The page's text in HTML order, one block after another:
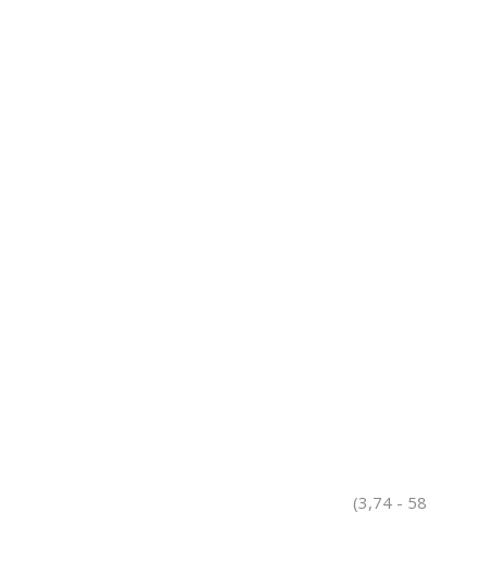
(3,74 - 58